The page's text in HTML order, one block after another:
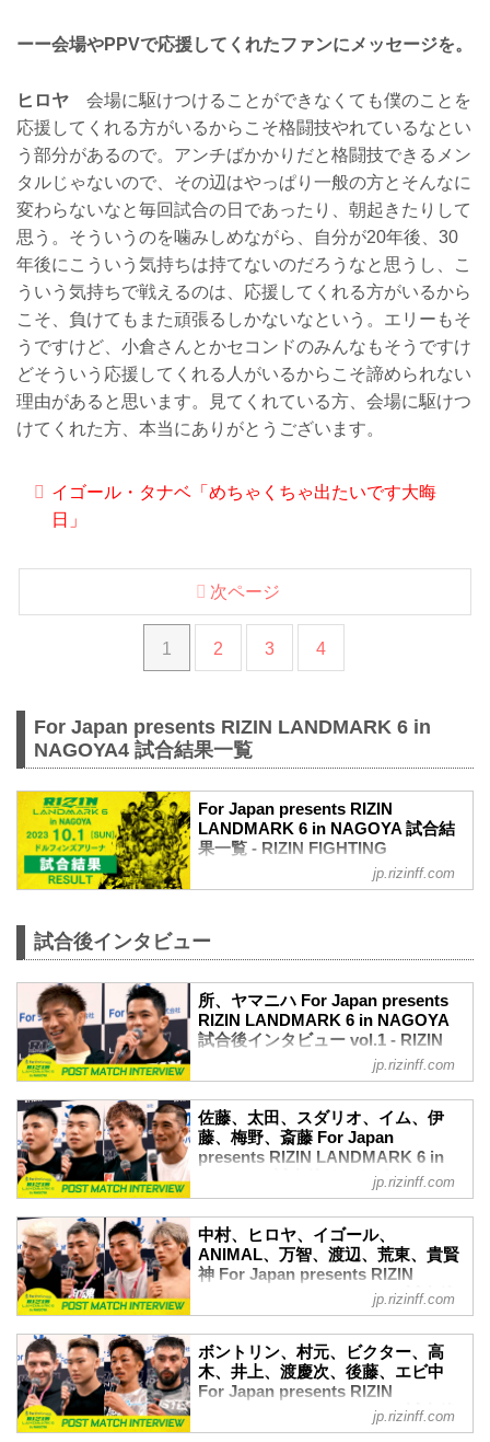
ーー会場やPPVで応援してくれたファンにメッセージを。
ヒロヤ 会場に駆けつけることができなくても僕のことを
応援してくれる方がいるからこそ格闘技やれているなとい
う部分があるので。アンチばかかりだと格闘技できるメン
タルじゃないので、その辺はやっぱり一般の方とそんなに
変わらないなと毎回試合の日であったり、朝起きたりして
思う。そういうのを噛みしめながら、自分が20年後、30
年後にこういう気持ちは持てないのだろうなと思うし、こ
ういう気持ちで戦えるのは、応援してくれる方がいるから
こそ、負けてもまた頑張るしかないなという。エリーもそ
うですけど、小倉さんとかセコンドのみんなもそうですけ
どそういう応援してくれる人がいるからこそ諦められない
理由があると思います。見てくれている方、会場に駆けつ
けてくれた方、本当にありがとうございます。
イゴール・タナベ「めちゃくちゃ出たいです大晦
日」
1 2 3 4
次ページ
For Japan presents RIZIN LANDMARK 6 in
NAGOYA4 試合結果一覧
For Japan presents RIZIN
LANDMARK 6 in NAGOYA 試合結
果一覧 - RIZIN FIGHTING
FEDERATION オフィシャルサイト
RIZIN MMAルール：5分 3R（61.0kg）
（LOSE）所英男 vs. アラン“ヒロ”ヤマニ
ハ（WIN）
3R 判定（0-3）
≫ 試合結果詳細
第12試合／太田忍 vs. 佐藤将光
RIZIN MMAルール：5分 3R（63.0kg）
（LOSE）太田忍 vs. 佐藤将光（WIN）
3R 判定（1-2）
≫ 試合結果詳細
第11試合／スダリオ剛 vs. イム・ドンフ
ァン
jp.rizinff.com
試合後インタビュー
所、ヤマニハ For Japan presents
RIZIN LANDMARK 6 in NAGOYA
試合後インタビュー vol.1 - RIZIN
FIGHTING FEDERATION オフィシ
ャルサイト
10月1日（日）にドルフィンズアリーナに
て開催されたFor Japan presents RIZIN
LANDMARK 6 in NAGOYAの出場選手た
ちの試合後インタビューを公開！
タビュー / For Japan presents RIZIN
LANDMARK 6 in NAGOYA
youtu.be
アラン“ヒロ”ヤマニハ「目標はもちろん、
トップに立つこと」
ーー試合後の率直な感想をお聞かせいた
だけますか？
ヤマニハ...
jp.rizinff.com
佐藤、太田、スダリオ、イム、伊
藤、梅野、斎藤 For Japan
presents RIZIN LANDMARK 6 in
NAGOYA 試合後インタビュー vol.2
- RIZIN FIGHTING FEDERATION
オフィシャルサイト
10月1日（日）にドルフィンズアリーナに
て開催されたFor Japan presents RIZIN
LANDMARK 6 in NAGOYAの出場選手た
ちの試合後インタビューを公開！
試合後インタビュー Vol.3 / For Japan
presents RIZIN LANDMARK 6 in
NAGOYA
佐藤将光「対戦を求められる選手になり
jp.rizinff.com
中村、ヒロヤ、イゴール、
ANIMAL、万智、渡辺、荒東、貴賢
神 For Japan presents RIZIN
LANDMARK 6 in NAGOYA 試合後
インタビュー vol.3 - RIZIN
FIGHTING FEDERATION オフィシ
ャルサイト
10月1日（日）にドルフィンズアリーナに
て開催されたFor Japan presents RIZIN
LANDMARK 6 in NAGOYAの出場選手た
jp.rizinff.com
ボントリン、村元、ビクター、高
木、井上、渡慶次、後藤、エビ中
For Japan presents RIZIN
LANDMARK 6 in NAGOYA 試合後
インタビュー vol.4 - RIZIN
jp.rizinff.com